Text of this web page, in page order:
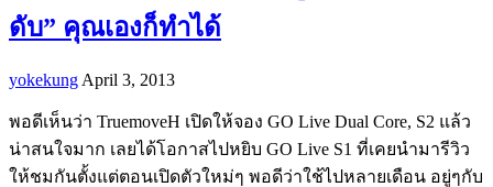
ดับ” คุณเองก็ทำได้
yokekung April 3, 2013
พอดีเห็นว่า TruemoveH เปิดให้จอง GO Live Dual Core, S2 แล้ว
น่าสนใจมาก เลยได้โอกาสไปหยิบ GO Live S1 ที่เคยนำมารีวิว
ให้ชมกันตั้งแต่ตอนเปิดตัวใหม่ๆ พอดีว่าใช้ไปหลายเดือน อยู่ๆกับ